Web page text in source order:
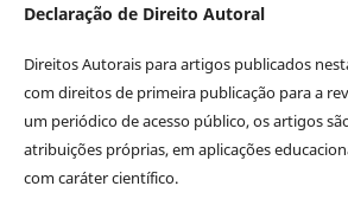
Declaração de Direito Autoral
Direitos Autorais para artigos publicados
com direitos de primeira publicação para a
um periódico de acesso público, os artigos
atribuições próprias, em aplicações
com caráter científico.